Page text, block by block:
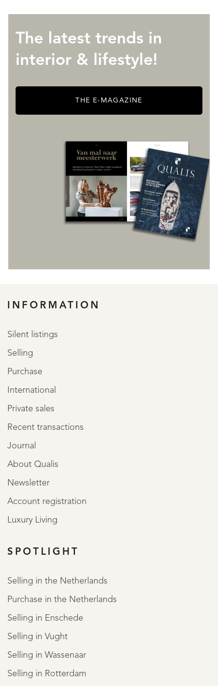
The latest trends in
interior & lifestyle!
THE E-MAGAZINE
INFORMATION
Silent listings
Selling
Purchase
International
Private sales
Recent transactions
Journal
About Qualis
Newsletter
Account registration
Luxury Living
SPOTLIGHT
Selling in the Netherlands
Purchase in the Netherlands
Selling in Enschede
Selling in Vught
Selling in Wassenaar
Selling in Rotterdam
ABOUT QUALIS
REGISTER